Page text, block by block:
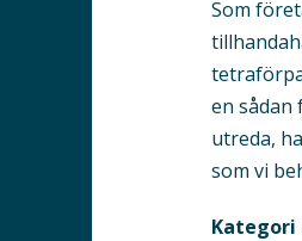
Som
en
utreda,
som vi
Kategori